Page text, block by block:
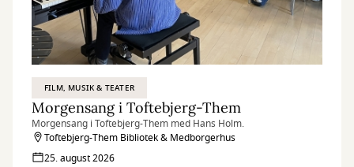
FILM, MUSIK & TEATER
Morgensang i Toftebjerg-Them
Morgensang i Toftebjerg-Them med Hans Holm.
Toftebjerg-Them Bibliotek & Medborgerhus
25. august 2026